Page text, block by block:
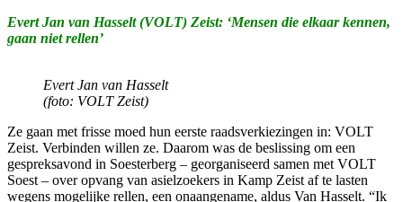
Evert Jan van Hasselt (VOLT) Zeist: ‘Mensen die elkaar kennen,
gaan niet rellen’
Evert Jan van Hasselt
(foto: VOLT Zeist)
Ze gaan met frisse moed hun eerste raadsverkiezingen in: VOLT
Zeist. Verbinden willen ze. Daarom was de beslissing om een
gespreksavond in Soesterberg – georganiseerd samen met VOLT
Soest – over opvang van asielzoekers in Kamp Zeist af te lasten
wegens mogelijke rellen, een onaangename, aldus Van Hasselt. “Ik